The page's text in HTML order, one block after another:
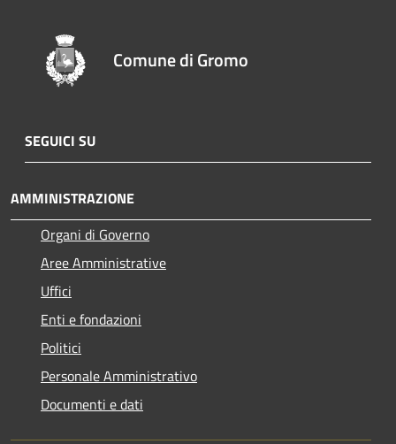
Comune di Gromo
SEGUICI SU
AMMINISTRAZIONE
Organi di Governo
Aree Amministrative
Uffici
Enti e fondazioni
Politici
Personale Amministrativo
Documenti e dati